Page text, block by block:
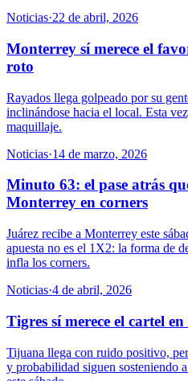
Noticias·22 de abril, 2026
Monterrey sí merece el
roto
Rayados llega golpeado por su
inclinándose hacia el local. Esta
maquillaje.
Noticias·14 de marzo, 2026
Minuto 63: el pase atrás
Monterrey en corners
Juárez recibe a Monterrey este
apuesta no es el 1X2: la forma de
infla los corners.
Noticias·4 de abril, 2026
Tigres sí merece el cartel
Tijuana llega con ruido positivo,
y probabilidad siguen sosteniendo